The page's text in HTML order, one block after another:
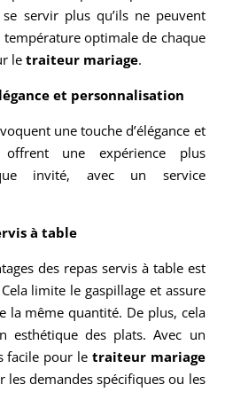
servir plus qu’ils ne peuvent
optimale de chaque
letraiteur mariage.
et personnalisation
une touche d’élégance et
une expérience plus
invité, avec un service
à table
des repas servis à table est
limite le gaspillage et assure
la même quantité. De plus, cela
esthétique des plats. Avec un
facile pour le traiteur mariage
les demandes spécifiques ou les